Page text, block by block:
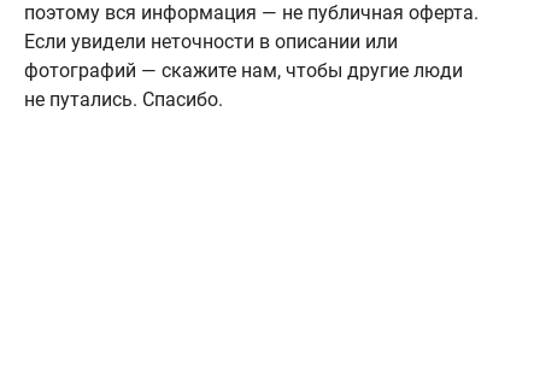
поэтому вся информация — не публичная оферта.
Если увидели неточности в описании или
фотографий — скажите нам, чтобы другие люди
не путались. Спасибо.